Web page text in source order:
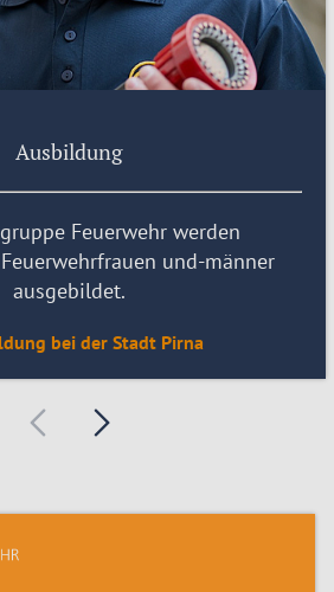
Ausbildung
Feuerwehr werden
und-männer
ausgebildet.
bei der Stadt Pirna